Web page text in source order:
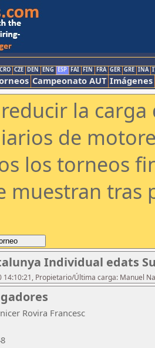
CRO CZE DEN ENG ESP FAI FIN FRA GER GRE INA
Campeonato AUT Imágenes
la
de
los torneos
muestran tras
Individual edats
14:10:21, Propietario/Última carga: Manuel
Rovira Francesc